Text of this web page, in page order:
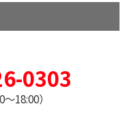
0303
18:00）